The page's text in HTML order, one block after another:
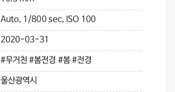
Auto, 1/800 sec, ISO 100
2020-03-31
#무거천 #봄전경 #봄 #전경
울산광역시